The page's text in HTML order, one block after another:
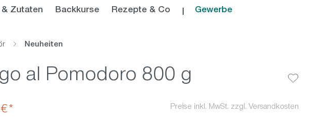
& Zutaten Backkurse Rezepte & Co Gewerbe
Neuheiten
al Pomodoro 800 g
Preise inkl. MwSt. zzgl. Versandkosten